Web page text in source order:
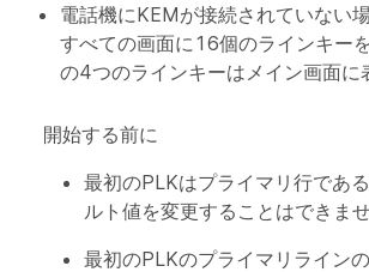
電話機にKEMが接続されていない
すべての画面に16個のラインキー
の4つのラインキーはメイン画面に
開始する前に
最初のPLKはプライマリ行であ
ルト値を変更することはできませ
最初のPLKのプライマリライン